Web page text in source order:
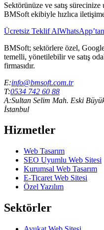
Sektörünüze ve satış
BMSoft ekibiyle hızlıca
Ücretsiz Teklif Al
BMSoft; sektörlere özel,
temelli, yönetilebilir ve satış
firmasıdır.
E:info@bmsoft.com.tr
T:0534 742 60 88
A:Sultan Selim Mah. Eski
İstanbul
Hizmetler
Web Tasarım
SEO Uyumlu Web Sitesi
Kurumsal Web Tasarım
E-Ticaret Web Sitesi
Özel Yazılım
Sektörler